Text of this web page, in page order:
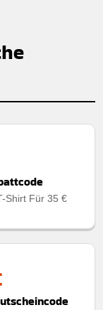
Shirt Für 35 €